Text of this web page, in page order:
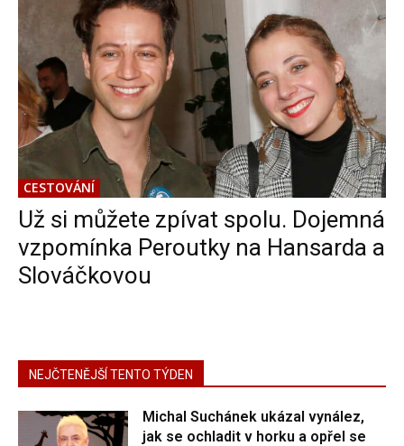
CESTOVÁNÍ
Už si můžete zpívat spolu. Dojemná
vzpomínka Peroutky na Hansarda a
Slováčkovou
NEJČTENĚJŠÍ TENTO TÝDEN
Michal Suchánek ukázal vynález,
jak se ochladit v horku a opřel se